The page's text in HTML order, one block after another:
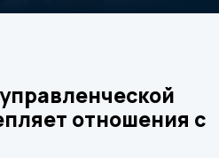
отношения с